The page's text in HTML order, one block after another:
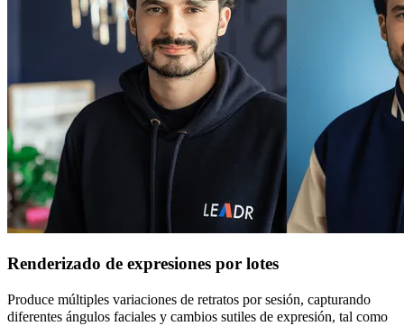
Renderizado de expresiones por lotes
Produce múltiples variaciones de retratos por sesión, capturando
diferentes ángulos faciales y cambios sutiles de expresión, tal como